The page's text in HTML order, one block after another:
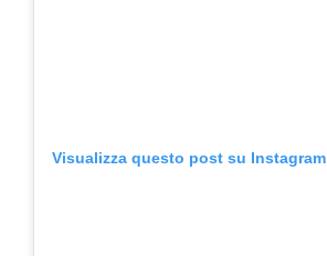
Visualizza questo post su Instagram